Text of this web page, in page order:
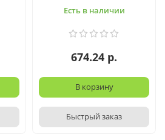
Есть в наличии
674.24 р.
В корзину
Быстрый заказ